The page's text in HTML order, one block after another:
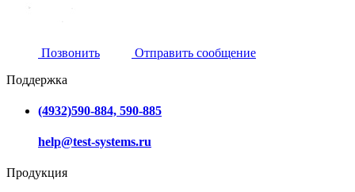
Позвонить
Отправить сообщение
Поддержка
(4932)590-884, 590-885
help@test-systems.ru
Продукция